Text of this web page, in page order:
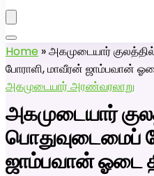
Home »அகமுடையார்
போராளி, மாவீரன் ஜாம்பவான்
அகமுடையார் அரண்வரலாறு
அகமுடையார்
பொதுவுடைமைப்
ஜாம்பவான் ஓடை